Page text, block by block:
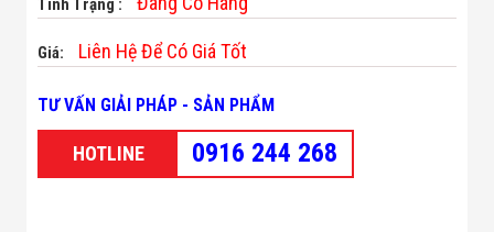
THIẾT BỊ AN
Tình Trạng :
Giá: Liên Hệ Để Có Giá Tốt
TƯ VẤN GIẢI PHÁP - SẢN PHẨM
HOTLINE 0916 244 268